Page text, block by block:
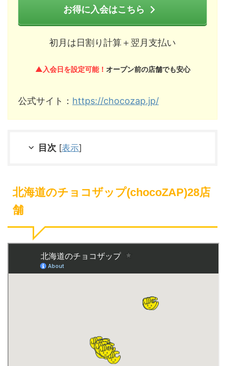
お得に入会はこちら
初月は日割り計算＋翌月支払い
▲入会日を設定可能！ オープン前の店舗でも安心
公式サイト： https://chocozap.jp/
目次 [表示]
北海道のチョコザップ(chocoZAP)28店
舗